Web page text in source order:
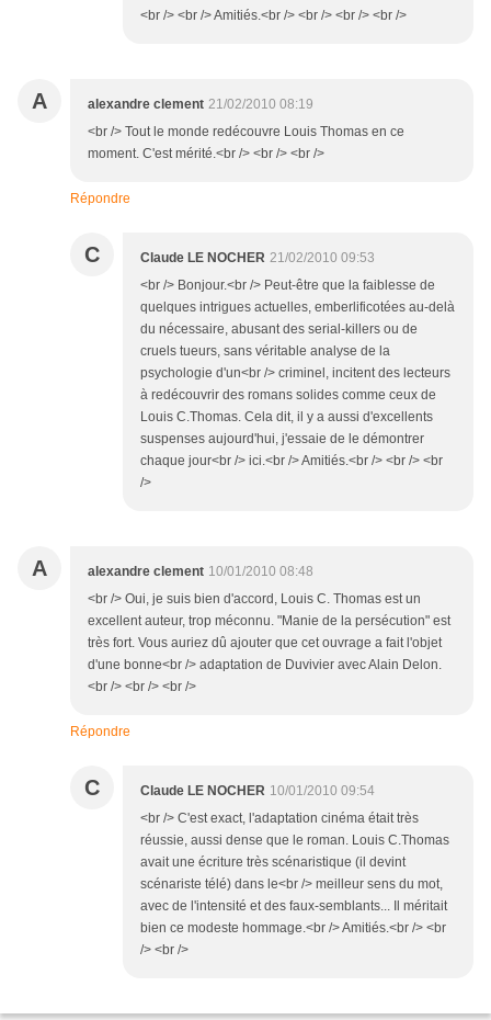
<br /> <br /> Amitiés.<br /> <br /> <br /> <br />
A alexandre clement 21/02/2010 08:19
<br /> Tout le monde redécouvre Louis Thomas en ce
moment. C'est mérité.<br /> <br /> <br />
Répondre
C Claude LE NOCHER 21/02/2010 09:53
<br /> Bonjour.<br /> Peut-être que la faiblesse de
quelques intrigues actuelles, emberlificotées au-delà
du nécessaire, abusant des serial-killers ou de
cruels tueurs, sans véritable analyse de la
psychologie d'un<br /> criminel, incitent des lecteurs
à redécouvrir des romans solides comme ceux de
Louis C.Thomas. Cela dit, il y a aussi d'excellents
suspenses aujourd'hui, j'essaie de le démontrer
chaque jour<br /> ici.<br /> Amitiés.<br /> <br /> <br
/>
A alexandre clement 10/01/2010 08:48
<br /> Oui, je suis bien d'accord, Louis C. Thomas est un
excellent auteur, trop méconnu. "Manie de la persécution" est
très fort. Vous auriez dû ajouter que cet ouvrage a fait l'objet
d'une bonne<br /> adaptation de Duvivier avec Alain Delon.
<br /> <br /> <br />
Répondre
C Claude LE NOCHER 10/01/2010 09:54
<br /> C'est exact, l'adaptation cinéma était très
réussie, aussi dense que le roman. Louis C.Thomas
avait une écriture très scénaristique (il devint
scénariste télé) dans le<br /> meilleur sens du mot,
avec de l'intensité et des faux-semblants... Il méritait
bien ce modeste hommage.<br /> Amitiés.<br /> <br
/> <br />